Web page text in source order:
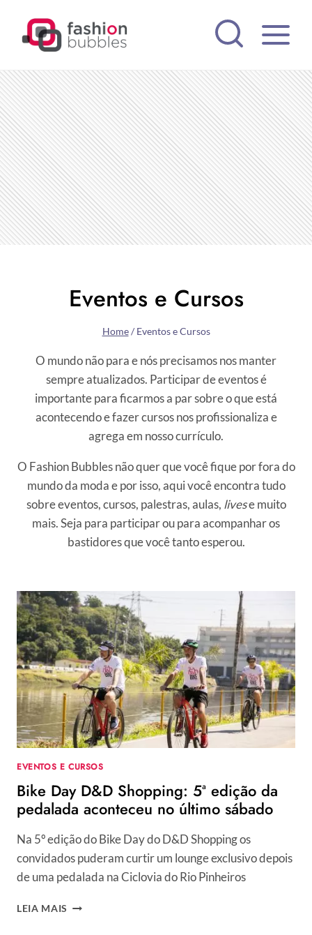
Eventos e Cursos
Home / Eventos e Cursos
O mundo não para e nós precisamos nos manter
sempre atualizados. Participar de eventos é
importante para ficarmos a par sobre o que está
acontecendo e fazer cursos nos profissionaliza e
agrega em nosso currículo.
O Fashion Bubbles não quer que você fique por fora do
mundo da moda e por isso, aqui você encontra tudo
sobre eventos, cursos, palestras, aulas, livese muito
mais. Seja para participar ou para acompanhar os
bastidores que você tanto esperou.
EVENTOS E CURSOS
Bike Day D&D Shopping: 5ª edição da
pedalada aconteceu no último sábado
Na 5º edição do Bike Day do D&D Shopping os
convidados puderam curtir um lounge exclusivo depois
de uma pedalada na Ciclovia do Rio Pinheiros
LEIA MAIS BIKE